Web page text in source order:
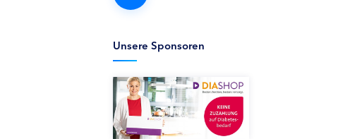
Unsere Sponsoren